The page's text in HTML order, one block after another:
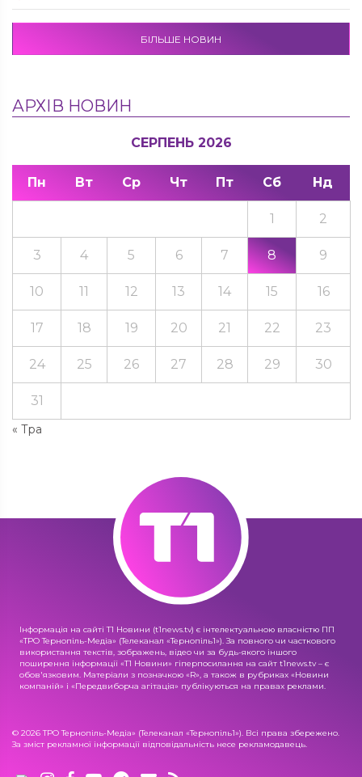
БІЛЬШЕ НОВИН
АРХІВ НОВИН
СЕРПЕНЬ 2026
Пн Вт Ср Чт Пт Сб Нд
« Тра
1 2
3 4 5 6 7 8 9
10 11 12 13 14 15 16
17 18 19 20 21 22 23
24 25 26 27 28 29 30
31
Інформація на сайті Т1 Новини (t1news.tv) є інтелектуальною власністю ПП
«ТРО Тернопіль-Медіа» (Телеканал «Тернопіль1»). За повного чи часткового
використання текстів, зображень, відео чи за будь-якого іншого
поширення інформації «Т1 Новини» гіперпосилання на сайт t1news.tv – є
обов'язковим. Матеріали з позначкою «R», а також в рубриках «Новини
компаній» і «Передвиборча агітація» публікуються на правах реклами.
© 2026 ТРО Тернопіль-Медіа» (Телеканал «Тернопіль1»). Всі права збережено.
За зміст рекламної інформації відповідальність несе рекламодавець.